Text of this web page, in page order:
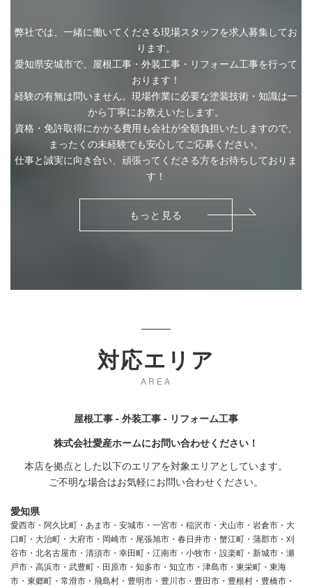
弊社では、一緒に働いてくださる現場スタッフを求人募集してお
ります。
愛知県安城市で、屋根工事・外装工事・リフォーム工事を行って
おります！
経験の有無は問いません。現場作業に必要な塗装技術・知識は一
から丁寧にお教えいたします。
資格・免許取得にかかる費用も会社が全額負担いたしますので、
まったくの未経験でも安心してご応募ください。
仕事と誠実に向き合い、頑張ってくださる方をお待ちしておりま
す！
もっと見る
対応エリア
AREA
屋根工事 - 外装工事 - リフォーム工事
株式会社愛産ホームにお問い合わせください！
本店を拠点とした以下のエリアを対象エリアとしています。
ご不明な場合はお気軽にお問い合わせください。
愛知県
愛西市・阿久比町・あま市・安城市・一宮市・稲沢市・犬山市・岩倉市・大
口町・大治町・大府市・岡崎市・尾張旭市・春日井市・蟹江町・蒲郡市・刈
谷市・北名古屋市・清須市・幸田町・江南市・小牧市・設楽町・新城市・瀬
戸市・高浜市・武豊町・田原市・知多市・知立市・津島市・東栄町・東海
市・東郷町・常滑市・飛島村・豊明市・豊川市・豊田市・豊根村・豊橋市・